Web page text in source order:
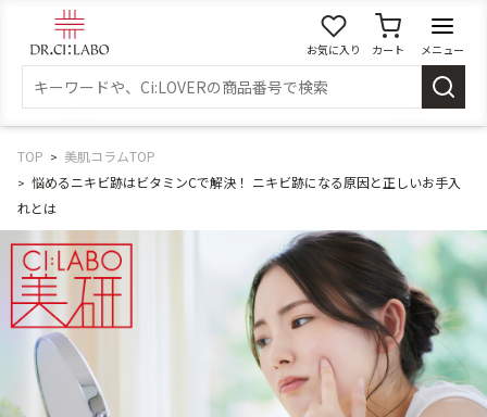
お気に入り カート メニュー
スキンケア
商品カテゴリーから探す
メイク落とし 洗顔
角質・導入美容液 化粧水
TOP
美肌コラムTOP
悩めるニキビ跡はビタミンCで解決！ ニキビ跡になる原因と正しいお手入
れとは